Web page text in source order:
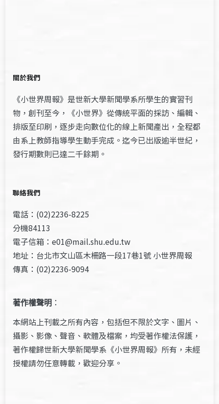
關於我們
《小世界周報》是世新大學新聞學系所學生的實習刊
物，創刊至今，《小世界》從傳統平面的採訪、編輯、
排版至印刷，逐步走向數位化的線上新聞產出，全程都
由系上教師指導學生動手完成。迄今已出版逾半世紀，
發行期數則已達二千餘期。
聯絡我們
電話：(02)2236-8225
分機84113
電子信箱：e01@mail.shu.edu.tw
地址：台北市文山區木柵路一段17巷1號 小世界周報
傳真：(02)2236-9094
著作權聲明 ：
本網站上刊載之所有內容，包括但不限於文字、圖片、
攝影、影像、聲音、軟體及檔案，均受著作權法保護，
著作權歸世新大學新聞學系《小世界周報》所有，未經
授權請勿任意轉載，歡迎分享。